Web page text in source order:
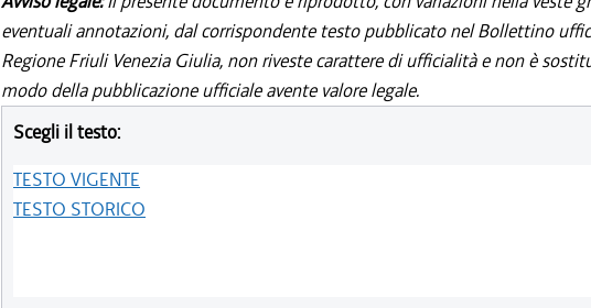
eventuali annotazioni, dal corrispondente testo pubblicato nel Bollettino
Regione Friuli Venezia Giulia, non riveste carattere di ufficialità e non è
modo della pubblicazione ufficiale avente valore legale.
Scegli il testo:
TESTO VIGENTE
TESTO STORICO